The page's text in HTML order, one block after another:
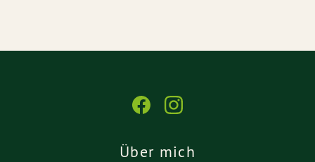
Über mich